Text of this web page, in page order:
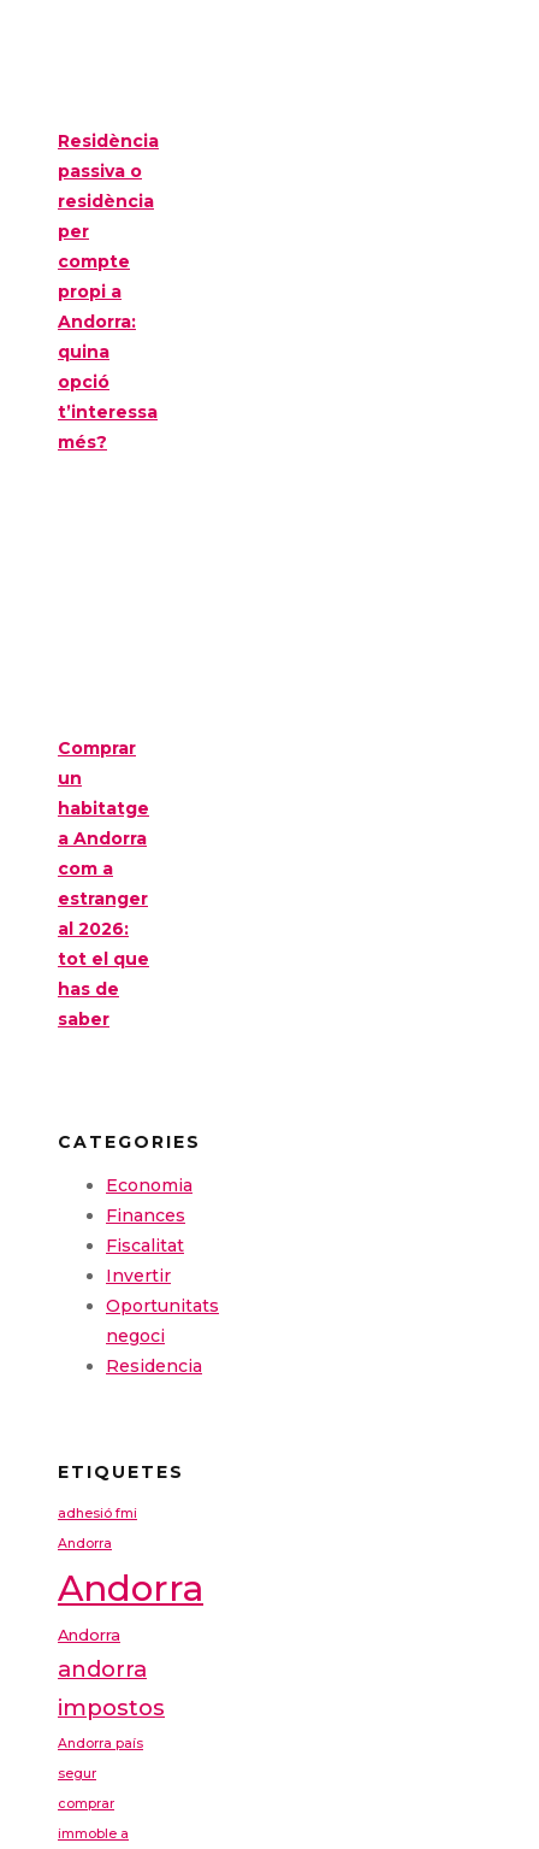
Residència
passiva o
residència
per
compte
propi a
Andorra:
quina
opció
t’interessa
més?
Comprar
un
habitatge
a Andorra
com a
estranger
al 2026:
tot el que
has de
saber
CATEGORIES
Economia
Finances
Fiscalitat
Invertir
Oportunitats
negoci
Residencia
ETIQUETES
adhesió fmi
Andorra
Andorra
Andorra
andorra
impostos
Andorra país
segur
comprar
immoble a